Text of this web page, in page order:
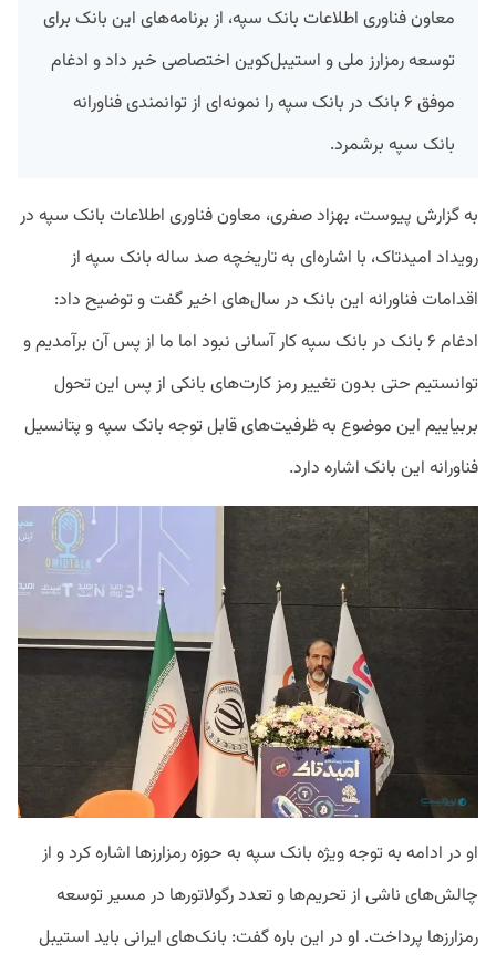
معاون فناوری اطلاعات بانک سپه، از برنامه‌های این بانک برای
توسعه رمزارز ملی و استیبل‌کوین اختصاصی خبر داد و ادغام
موفق ۶ بانک در بانک سپه را نمونه‌ای از توانمندی فناورانه
بانک سپه برشمرد.
به گزارش پیوست، بهزاد صفری، معاون فناوری اطلاعات بانک سپه در
رویداد امید‌تاک، با اشاره‌ای به تاریخچه صد ساله بانک سپه از
اقدامات فناورانه این بانک در سال‌های اخیر گفت و توضیح داد:
ادغام ۶ بانک در بانک سپه کار آسانی نبود اما ما از پس آن برآمدیم‌ و
توانستیم حتی بدون تغییر رمز کارت‌های بانکی از پس این تحول
بربیاییم این موضوع به ظرفیت‌های قابل توجه بانک سپه و پتانسیل
فناورانه این بانک اشاره دارد.
او در ادامه به توجه ویژه بانک سپه به حوزه رمزارزها اشاره کرد و از
چالش‌های ناشی از تحریم‌ها و تعدد رگولاتورها در مسیر توسعه
رمزارزها پرداخت. او در این باره گفت: بانک‌های ایرانی باید استیبل